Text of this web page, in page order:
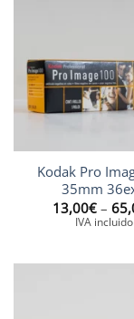
Kodak Pro
35mm
13,00€ –
IVA incluido